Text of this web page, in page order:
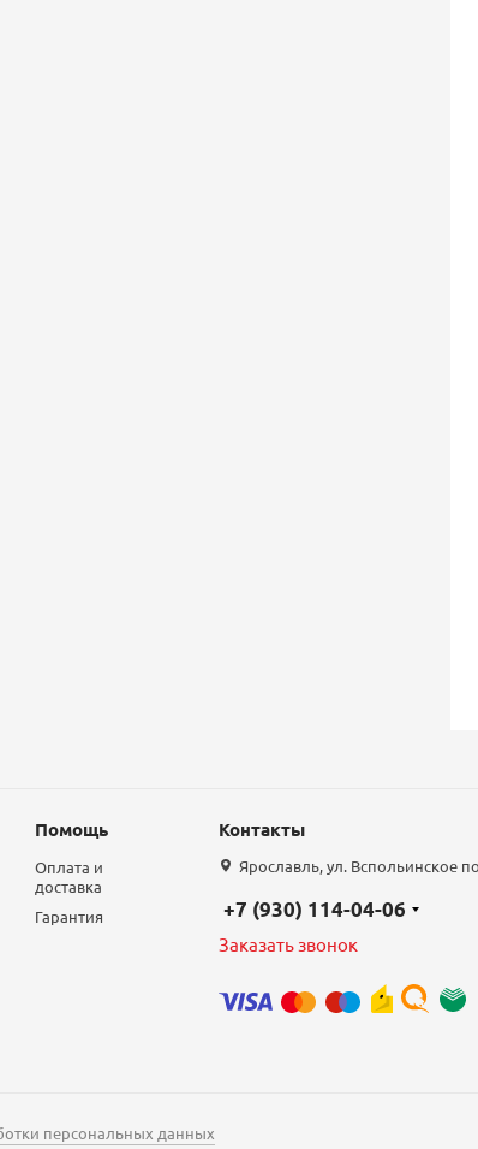
Помощь
Оплата и
доставка
Гарантия
Контакты
Ярославль, ул. Вспольинское
+7 (930) 114-04-06
Заказать звонок
персональных данных